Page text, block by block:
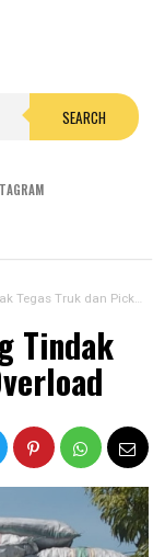
SEARCH
Truk dan Pickup Overload
Tindak